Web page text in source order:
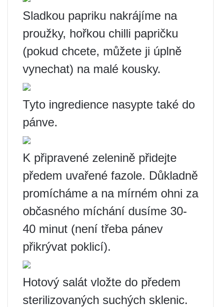
Sladkou papriku nakrájíme na
proužky, hořkou chilli papričku
(pokud chcete, můžete ji úplně
vynechat) na malé kousky.
Tyto ingredience nasypte také do
pánve.
K připravené zelenině přidejte
předem uvařené fazole. Důkladně
promícháme a na mírném ohni za
občasného míchání dusíme 30-
40 minut (není třeba pánev
přikrývat poklicí).
Hotový salát vložte do předem
sterilizovaných suchých sklenic.